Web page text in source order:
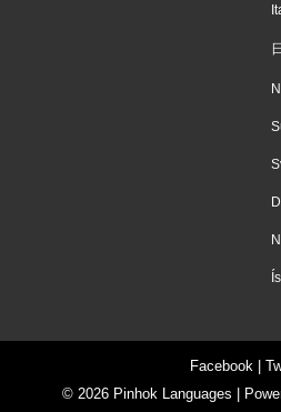
Facebook
© 2026 Pinhok Languages |